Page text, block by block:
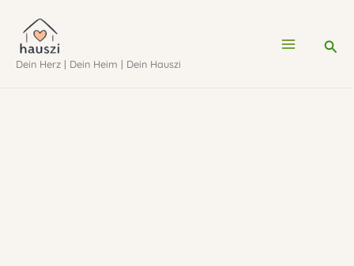
Inhalt
springen
Dein Herz | Dein Heim | Dein Hauszi